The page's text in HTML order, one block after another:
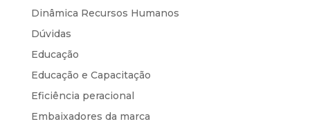
Dinâmica Recursos Humanos
Dúvidas
Educação
Educação e Capacitação
Eficiência peracional
Embaixadores da marca